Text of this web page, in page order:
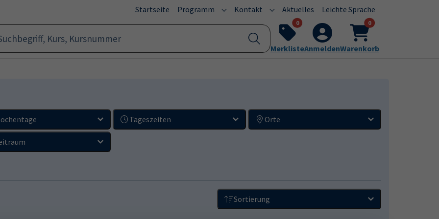
Startseite Programm (current)
Submenu for "Programm"
Kontakt Submenu for "Kontakt"
Aktuelles Leichte Sprache
0
MerklisteAnmelden
0
Warenkorb
Tageszeiten Orte
Sortierung